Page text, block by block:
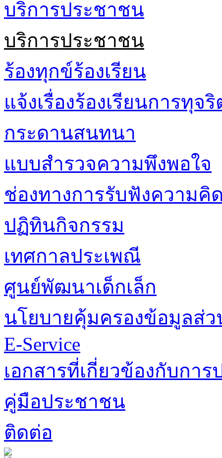
บริการประชาชน
บริการประชาชน
ร้องทุกข์ร้องเรียน
แจ้งเรื่องร้องเรียนการทุ
กระดานสนทนา
แบบสำรวจความพึงพอใจ
ช่องทางการรับฟังความคิ
ปฏิทินกิจกรรม
เทศกาลประเพณี
ศูนย์พัฒนาเด็กเล็ก
นโยบายคุ้มครองข้อมูลส่
E-Service
เอกสารที่เกี่ยวข้องกับกา
คู่มือประชาชน
ติดต่อ